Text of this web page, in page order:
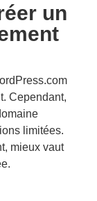
un
Cependant,
limitées.
mieux vaut